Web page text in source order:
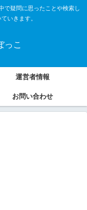
で疑問に思ったことや検索し
いきます。
っこ
運営者情報
お問い合わせ